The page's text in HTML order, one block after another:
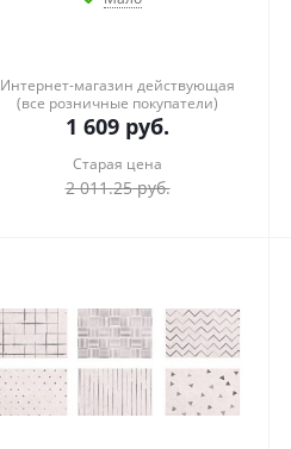
Интернет-магазин действующая
(все розничные покупатели)
1 609 руб.
Старая цена
2 011.25руб.